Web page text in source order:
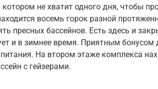
не хватит одного дня, чтобы
восемь горок разной
пресных бассейнов. Есть здесь и
и в зимнее время. Приятным бонусом
На втором этаже комплекса
с гейзерами.